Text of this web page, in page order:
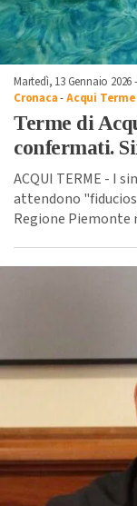
Martedì, 13 Gennaio 2026
Cronaca-Acqui Terme
Terme di
confermati.
ACQUI TERME - I
attendono
Regione